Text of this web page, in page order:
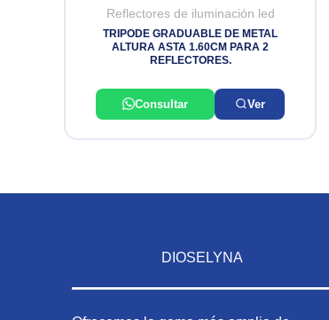
Reflectores de iluminación led
TRIPODE GRADUABLE DE METAL
ALTURA ASTA 1.60CM PARA 2
REFLECTORES.
Consultar Ver
DIOSELYNA